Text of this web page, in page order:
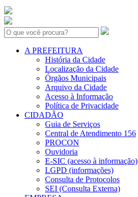
Search:
A PREFEITURA
História da Cidade
Localização da Cidade
Órgãos Municipais
Arquivo da Cidade
Acesso à Informação
Política de Privacidade
CIDADÃO
Guia de Serviços
Central de Atendimento 156
PROCON
Ouvidoria
E-SIC (acesso à informação)
LGPD (informações)
Consulta de Protocolos
SEI (Consulta Externa)